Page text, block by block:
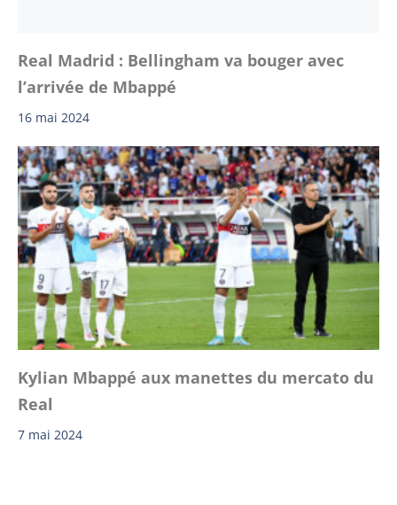
Real Madrid : Bellingham va bouger avec
l’arrivée de Mbappé
16 mai 2024
Kylian Mbappé aux manettes du mercato du
Real
7 mai 2024